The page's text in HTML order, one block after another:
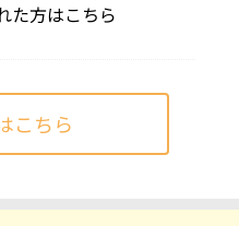
た方はこちら
こちら